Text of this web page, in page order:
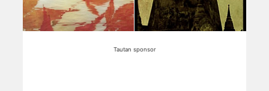
Tautan sponsor